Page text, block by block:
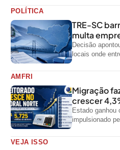
POLÍTICA
TRE-SC
multa
Decisão
locais onde
AMFRI
Migração
crescer
Estado ganhou
impulsionado
VEJA ISSO